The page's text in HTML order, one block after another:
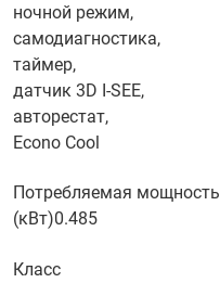
ночной режим,
самодиагностика,
таймер,
датчик 3D I-SEE,
авторестат,
Econo Cool
Потребляемая мощность
(кВт)0.485
Класс